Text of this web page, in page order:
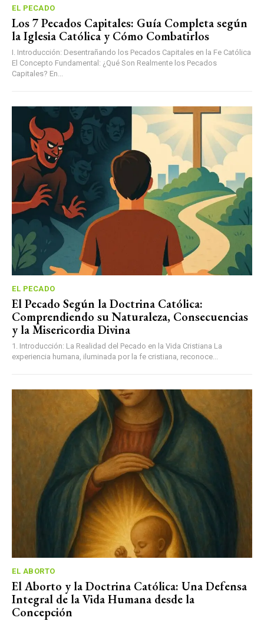
EL PECADO
Los 7 Pecados Capitales: Guía Completa según
la Iglesia Católica y Cómo Combatirlos
I. Introducción: Desentrañando los Pecados Capitales en la Fe Católica
El Concepto Fundamental: ¿Qué Son Realmente los Pecados
Capitales? En...
EL PECADO
El Pecado Según la Doctrina Católica:
Comprendiendo su Naturaleza, Consecuencias
y la Misericordia Divina
1. Introducción: La Realidad del Pecado en la Vida Cristiana La
experiencia humana, iluminada por la fe cristiana, reconoce...
EL ABORTO
El Aborto y la Doctrina Católica: Una Defensa
Integral de la Vida Humana desde la
Concepción